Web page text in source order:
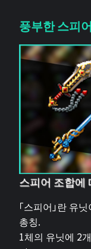
풍부한 스피
스피어 조합에
「스피어」란 유
총칭.
1체의 유닛에 2